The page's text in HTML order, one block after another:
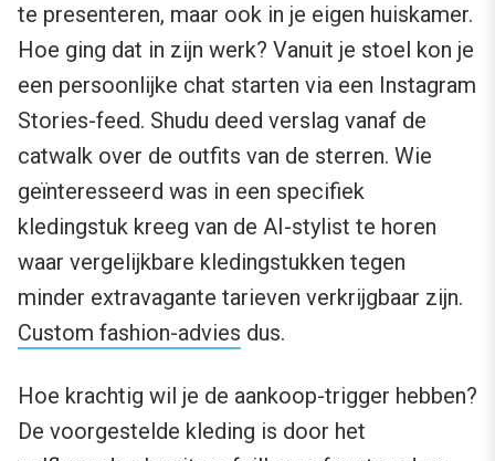
te presenteren, maar ook in je eigen huiskamer.
Hoe ging dat in zijn werk? Vanuit je stoel kon je
een persoonlijke chat starten via een Instagram
Stories-feed. Shudu deed verslag vanaf de
catwalk over de outfits van de sterren. Wie
geïnteresseerd was in een specifiek
kledingstuk kreeg van de AI-stylist te horen
waar vergelijkbare kledingstukken tegen
minder extravagante tarieven verkrijgbaar zijn.
Custom fashion-advies dus.
Hoe krachtig wil je de aankoop-trigger hebben?
De voorgestelde kleding is door het